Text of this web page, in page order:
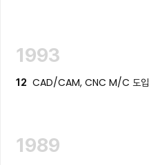
1993
12 CAD/CAM, CNC M/C 도입
1989